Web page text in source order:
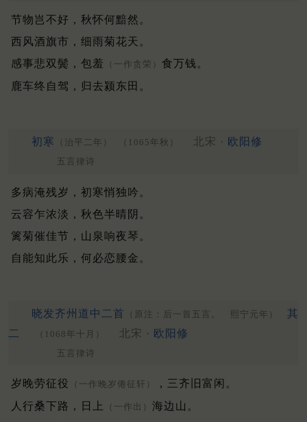
节物岂不好，秋怀何黯然。
西风酒旗市，细雨菊花天。
感事悲双鬓，包羞
（一作贪荣） 食万钱。
鹿车终自驾，归去颍东田。
初寒 （治平二年） （1065年秋） 北宋 · 欧阳修
五言律诗
多病淹残岁，初寒悄独吟。
云容乍浓淡，秋色半晴阴。
篱菊催佳节，山泉响夜琴。
自能知此乐，何必恋腰金。
晓发齐州道中二首 （原注：后一首五言。 熙宁元年）
其
二
（1068年十月） 北宋 · 欧阳修
五言律诗
岁晚劳征役 （一作晚岁倦征轩）
，三齐旧富闲。
人行桑下路，日上
（一作出） 海边山。